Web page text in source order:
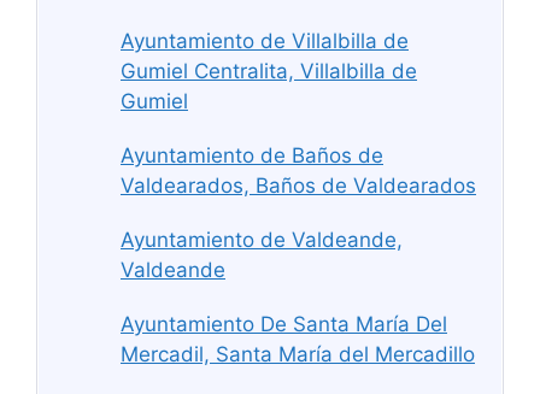
Ayuntamiento de Villalbilla de
Gumiel Centralita, Villalbilla de
Gumiel
Ayuntamiento de Baños de
Valdearados, Baños de Valdearados
Ayuntamiento de Valdeande,
Valdeande
Ayuntamiento De Santa María Del
Mercadil, Santa María del Mercadillo